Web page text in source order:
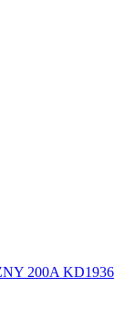
200A KD1936